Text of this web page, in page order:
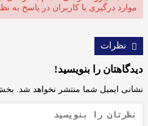
موارد درگیری با کاربران در پاسخ به
نظرات
دیدگاهتان را بنویسید!
نشانی ایمیل شما منتشر نخواهد شد.